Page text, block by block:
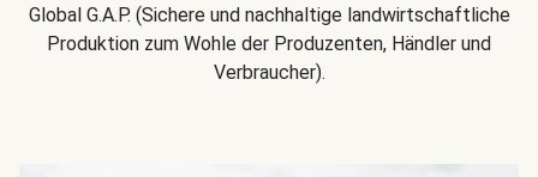
Global G.A.P. (Sichere und nachhaltige landwirtschaftliche
Produktion zum Wohle der Produzenten, Händler und
Verbraucher).